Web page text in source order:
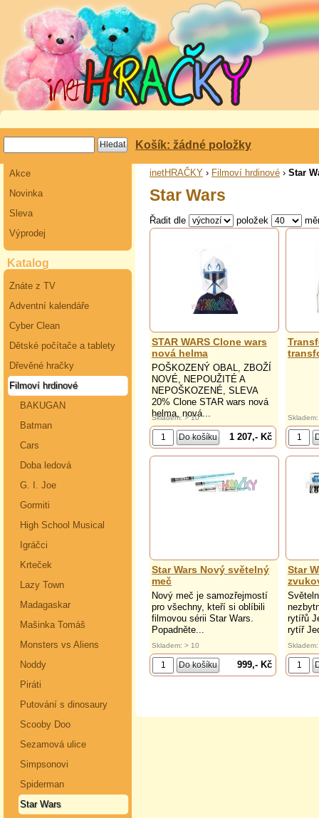
Košík: žádné položky
Akce
Novinka
Sleva
Výprodej
Katalog
Znáte z TV
Adventní kalendáře
Cyber Clean
Dětské počítače a tablety
Dřevěné hračky
Filmoví hrdinové
BAKUGAN
Batman
Cars
Doba ledová
G. I. Joe
Gormiti
High School Musical
Igráčci
Krteček
Lazy Town
Madagaskar
Mašinka Tomáš
Monsters vs Aliens
Noddy
Piráti
Putování s dinosaury
Scooby Doo
Sezamová ulice
Simpsonovi
Spiderman
Star Wars
inetHRAČKY › Filmoví hrdinové › Star
Star Wars
Řadit dle položek
STAR WARS Clone wars
nová helma
POŠKOZENÝ OBAL, ZBOŽÍ
NOVÉ, NEPOUŽITÉ A
NEPOŠKOZENÉ, SLEVA
20% Clone STAR wars nová
helma, nová...
Skladem: > 10
1 207,- Kč
Star Wars Nový světelný
meč
Nový meč je samozřejmostí
pro všechny, kteří si oblíbili
filmovou sérii Star Wars.
Popadněte...
Skladem: > 10
999,- Kč
Star
rytířů
rytíř